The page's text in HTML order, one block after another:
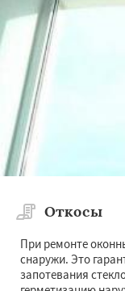
Откосы
При ремонте
снаружи. Это
запотевания